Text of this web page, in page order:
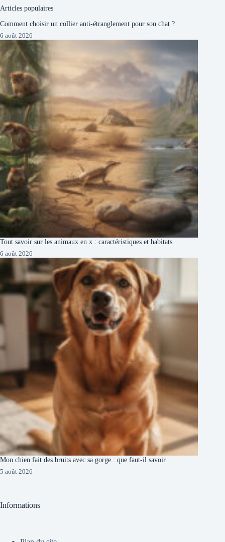
Articles populaires
Comment choisir un collier anti-étranglement pour son chat ?
6 août 2026
Tout savoir sur les animaux en x : caractéristiques et habitats
6 août 2026
Mon chien fait des bruits avec sa gorge : que faut-il savoir
5 août 2026
Informations